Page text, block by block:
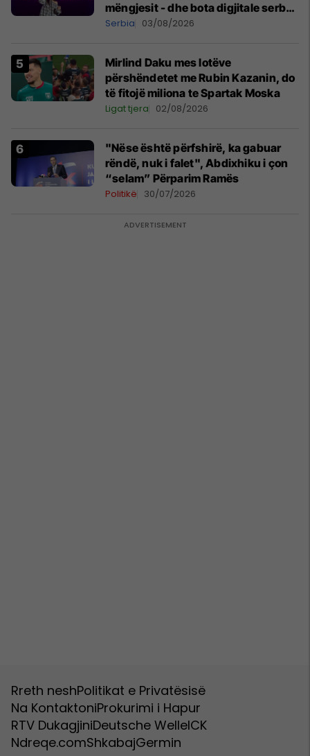
mëngjesit - dhe bota digjitale serbe
shpall gjendjen e luftës
Serbia 03/08/2026
Mirlind Daku mes lotëve
përshëndetet me Rubin Kazanin, do
të fitojë miliona te Spartak Moska
Ligat tjera 02/08/2026
"Nëse është përfshirë, ka gabuar
rëndë, nuk i falet", Abdixhiku i çon
“selam” Përparim Ramës
Politikë 30/07/2026
Rreth neshPolitikat e Privatësisë
Na KontaktoniProkurimi i Hapur
RTV DukagjiniDeutsche WelleICK
Ndreqe.comShkabajGermin